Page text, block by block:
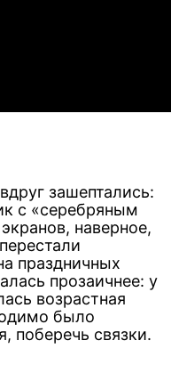
зашептались:
с «серебряным
наверное,
праздничных
прозаичнее: у
возрастная
было
поберечь связки.